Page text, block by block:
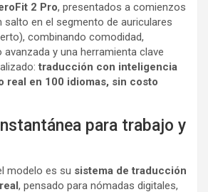
2 Pro, presentados a comienzos
salto en el segmento de auriculares
combinando comodidad,
y una herramienta clave
traducción con inteligencia
real en 100 idiomas, sin costo
para trabajo y
modelo es su sistema de traducción
, pensado para nómadas digitales,